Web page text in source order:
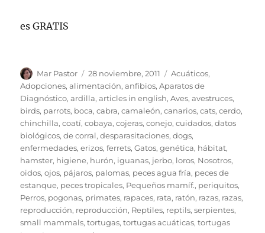
es GRATIS
Autor
Mar Pastor
Publicado
el
28 noviembre, 2011 Categorías
Acuáticos,
Adopciones,alimentación,anfibios,Aparatos de
Diagnóstico,ardilla,articles in english,Aves,avestruces,
birds, parrots, boca,cabra,camaleón,canarios,cats,cerdo,
chinchilla,coatí,cobaya,cojeras,conejo,cuidados,datos
biológicos,de corral,desparasitaciones,dogs,
enfermedades,erizos,ferrets,Gatos,genética, hábitat,
hamster, higiene, hurón, iguanas, jerbo, loros, Nosotros,
oidos,ojos, pájaros, palomas, peces agua fría, peces de
estanque, peces tropicales, Pequeños mamíf., periquitos,
Perros, pogonas, primates, rapaces, rata, ratón, razas, razas,
reproducción, reproducción, Reptiles, reptils,serpientes,
small mammals,tortugas,tortugas acuáticas,tortugas